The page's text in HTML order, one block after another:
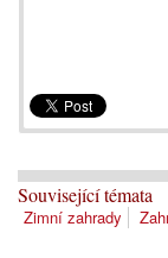
Související témata
Zimní zahrady